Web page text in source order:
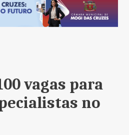
vagas para
no